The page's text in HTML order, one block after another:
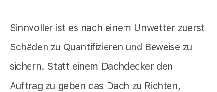
Sinnvoller ist es nach einem Unwetter zuerst
Schäden zu Quantifizieren und Beweise zu
sichern. Statt einem Dachdecker den
Auftrag zu geben das Dach zu Richten,